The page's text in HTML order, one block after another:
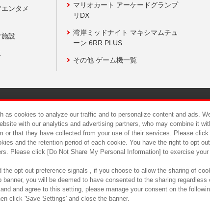
ンタメ
設
マリオカート アーケードグランプ
リDX
湾岸ミッドナイト マキシマムチュ
ーン 6RR PLUS
その他 ゲーム機一覧
食品のご提供について カスタマーハラスメント
as cookies to analyze our traffic and to personalize content and ads.
with our analytics and advertising partners, who may combine it
or that they have collected from your use of their services. Please click
and the retention period of each cookie. You have the right to opt
Please click [Do Not Share My Personal Information] to exercise your
the opt-out preference signals , if you choose to allow the sharing of
you will be deemed to have consented to the sharing regardless
and agree to this setting, please manage your consent on the
click 'Save Settings' and close the banner.